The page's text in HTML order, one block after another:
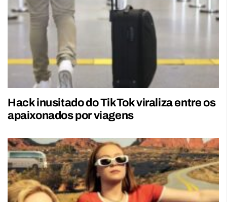
Hack inusitado do TikTok viraliza entre os
apaixonados por viagens